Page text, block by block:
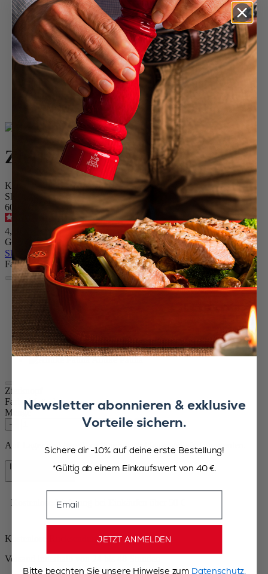
Home
Gewürzmühlen
Mühlenzubehör
Zierknopf
Knopf für Pfeffermühle, mattes Chrom
SKU
600358
111Bewertungen
4,90 €
Größe
Skip the carrousel
Farbe
Carbon
Verkupfert
Antike Patina
Zierknopf
Farbe Matt-chrom
Menge
– +
Auf Lager und bereit, zu Ihnen nach Hause geliefert zu werden.
In den Warenkorb
Kostenlose Lieferung bei Einkäufen über 50 €
Kostenlose Rücksendungen
Versand innerhalb von 24 bis 48 Stunden
Newsletter abonnieren & exklusive
Vorteile sichern.
Sichere dir -10% auf deine erste Bestellung!
*Gültig ab einem Einkaufswert von 40 €.
Email
JETZT ANMELDEN
Bitte beachten Sie unsere Hinweise zum Datenschutz.